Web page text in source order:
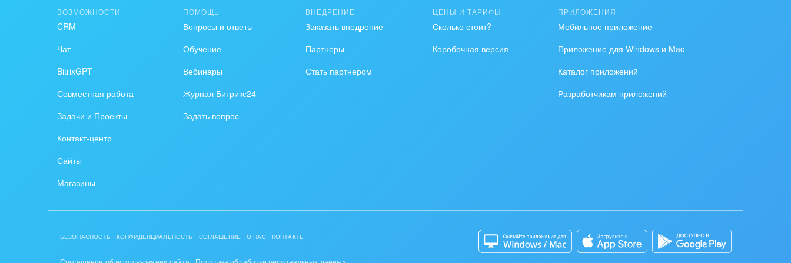
Крупные корпоративные
внедрения
гос.организаций
продаж
Внедрение онлайн-офиса
/ Интранета
Охрана, безопасность
Промышленность
СМИ, издательства,
справочники
ВОЗМОЖНОСТИ
CRM
Чат
BitrixGPT
Совместная работа
Задачи и Проекты
Контакт-центр
Сайты
Магазины
ПОМОЩЬ
Вопросы и ответы
Обучение
Вебинары
Журнал Битрикс24
Задать вопрос
ВНЕДРЕНИЕ
Заказать внедрение
Партнеры
Стать партнером
ЦЕНЫ И ТАРИФЫ
Сколько стоит?
Коробочная версия
ПРИЛОЖЕНИЯ
Мобильное приложение
Приложение для Windows и Mac
Каталог приложений
Разработчикам приложений
БЕЗОПАСНОСТЬ КОНФИДЕНЦИАЛЬНОСТЬ СОГЛАШЕНИЕ О НАС КОНТАКТЫ